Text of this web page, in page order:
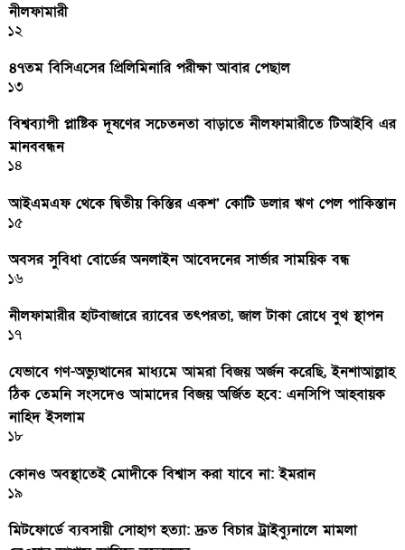
নীলফামারী
১২
৪৭তম বিসিএসের প্রিলিমিনারি পরীক্ষা আবার পেছাল
১৩
বিশ্বব্যাপী প্লাষ্টিক দূষণের সচেতনতা বাড়াতে নীলফামারীতে টিআইবি এর
মানববন্ধন
১৪
আইএমএফ থেকে দ্বিতীয় কিস্তির একশ’ কোটি ডলার ঋণ পেল পাকিস্তান
১৫
অবসর সুবিধা বোর্ডের অনলাইন আবেদনের সার্ভার সাময়িক বন্ধ
১৬
নীলফামারীর হাটবাজারে র‌্যাবের তৎপরতা, জাল টাকা রোধে বুথ স্থাপন
১৭
যেভাবে গণ-অভ্যুত্থানের মাধ্যমে আমরা বিজয় অর্জন করেছি, ইনশাআল্লাহ
ঠিক তেমনি সংসদেও আমাদের বিজয় অর্জিত হবে: এনসিপি আহবায়ক
নাহিদ ইসলাম
১৮
কোনও অবস্থাতেই মোদীকে বিশ্বাস করা যাবে না: ইমরান
১৯
মিটফোর্ডে ব্যবসায়ী সোহাগ হত্যা: দ্রুত বিচার ট্রাইব্যুনালে মামলা